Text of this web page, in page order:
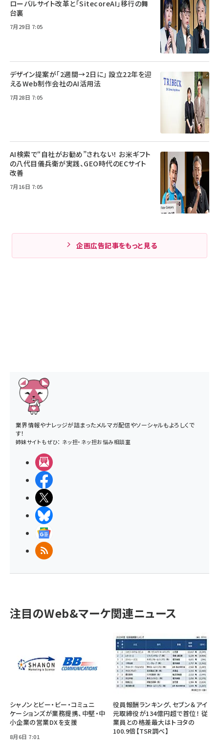
ローバルサイト改革と「SitecoreAI」移行の舞
台裏
7月29日 7:05
デザイン提案が「2週間→2日に」 設立22年を迎
えるWeb制作会社のAI活用法
7月28日 7:05
AI検索で“自社がお勧め”されない！ お米ギフト
の八代目儀兵衛が実践、GEO時代のECサイト
改善
7月16日 7:05
企画広告記事をもっと見る
業界情報やナレッジが詰まったメルマガ配信やソーシャルもよろしくで
す！
姉妹サイトもぜひ： ネッ担・ ネッ担お悩み相談室
RSS
注目のWeb&マーケ関連ニュース
シャノンとビー・ビー・コミュニ
ケーションズが業務提携、中堅・中
小企業の営業DXを支援
8月6日 7:01
役員報酬ランキング、セブン＆アイ
元取締役が134億円超で首位！ 従
業員との格差最大はトヨタの
100.9倍【TSR調べ】